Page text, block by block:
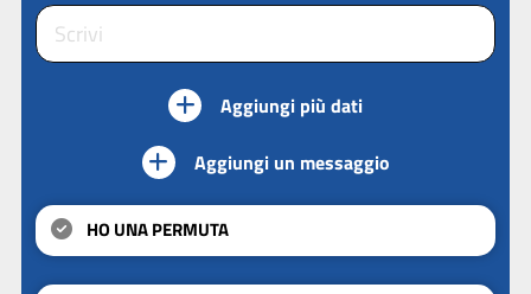
Aggiungi più dati
Aggiungi un messaggio
HO UNA PERMUTA